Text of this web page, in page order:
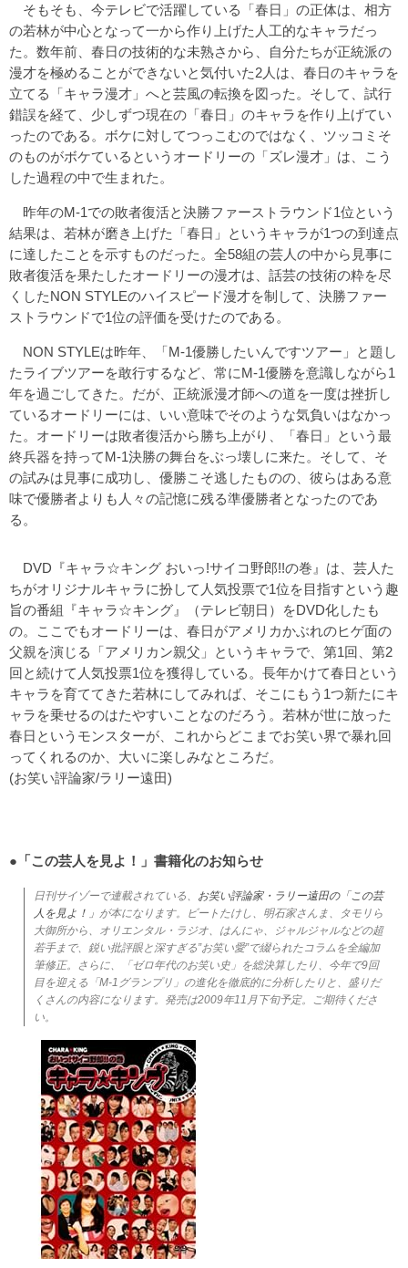
そもそも、今テレビで活躍している「春日」の正体は、相方
の若林が中心となって一から作り上げた人工的なキャラだっ
た。数年前、春日の技術的な未熟さから、自分たちが正統派の
漫才を極めることができないと気付いた2人は、春日のキャラを
立てる「キャラ漫才」へと芸風の転換を図った。そして、試行
錯誤を経て、少しずつ現在の「春日」のキャラを作り上げてい
ったのである。ボケに対してつっこむのではなく、ツッコミそ
のものがボケているというオードリーの「ズレ漫才」は、こう
した過程の中で生まれた。
昨年のM-1での敗者復活と決勝ファーストラウンド1位という
結果は、若林が磨き上げた「春日」というキャラが1つの到達点
に達したことを示すものだった。全58組の芸人の中から見事に
敗者復活を果たしたオードリーの漫才は、話芸の技術の粋を尽
くしたNON STYLEのハイスピード漫才を制して、決勝ファー
ストラウンドで1位の評価を受けたのである。
NON STYLEは昨年、「M-1優勝したいんですツアー」と題し
たライブツアーを敢行するなど、常にM-1優勝を意識しながら1
年を過ごしてきた。だが、正統派漫才師への道を一度は挫折し
ているオードリーには、いい意味でそのような気負いはなかっ
た。オードリーは敗者復活から勝ち上がり、「春日」という最
終兵器を持ってM-1決勝の舞台をぶっ壊しに来た。そして、そ
の試みは見事に成功し、優勝こそ逃したものの、彼らはある意
味で優勝者よりも人々の記憶に残る準優勝者となったのであ
る。
DVD『キャラ☆キング おいっ!サイコ野郎!!の巻』は、芸人た
ちがオリジナルキャラに扮して人気投票で1位を目指すという趣
旨の番組『キャラ☆キング』（テレビ朝日）をDVD化したも
の。ここでもオードリーは、春日がアメリカかぶれのヒゲ面の
父親を演じる「アメリカン親父」というキャラで、第1回、第2
回と続けて人気投票1位を獲得している。長年かけて春日という
キャラを育ててきた若林にしてみれば、そこにもう1つ新たにキ
ャラを乗せるのはたやすいことなのだろう。若林が世に放った
春日というモンスターが、これからどこまでお笑い界で暴れ回
ってくれるのか、大いに楽しみなところだ。
(お笑い評論家/ラリー遠田)
●「この芸人を見よ！」書籍化のお知らせ
日刊サイゾーで連載されている、 お笑い評論家・ラリー遠田の「この芸
人を見よ！」 が本になります。ビートたけし、明石家さんま、タモリら
大御所から、オリエンタル・ラジオ、はんにゃ、ジャルジャルなどの超
若手まで、鋭い批評眼と深すぎる”お笑い愛”で綴られたコラムを全編加
筆修正。さらに、「ゼロ年代のお笑い史」を総決算したり、今年で9回
目を迎える「M-1グランプリ」の進化を徹底的に分析したりと、盛りだ
くさんの内容になります。発売は2009年11月下旬予定。ご期待くださ
い。